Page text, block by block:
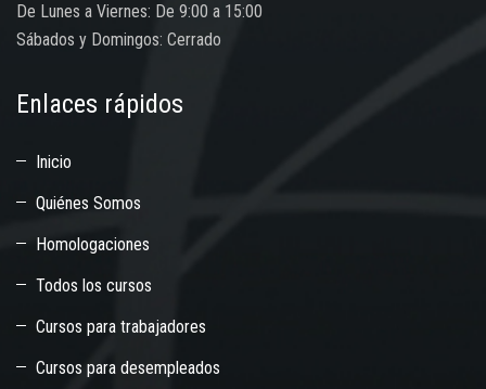
De Lunes a Viernes: De 9:00 a 15:00
Sábados y Domingos: Cerrado
Enlaces rápidos
Inicio
Quiénes Somos
Homologaciones
Todos los cursos
Cursos para trabajadores
Cursos para desempleados